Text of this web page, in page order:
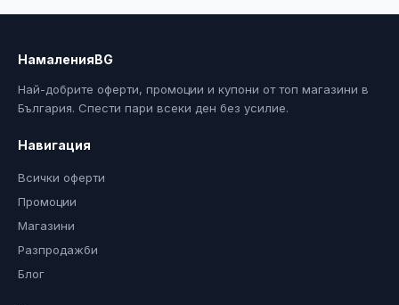
НамаленияBG
Най-добрите оферти, промоции и купони от топ магазини в
България. Спести пари всеки ден без усилие.
Навигация
Всички оферти
Промоции
Магазини
Разпродажби
Блог